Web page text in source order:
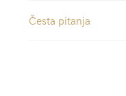
Česta pitanja